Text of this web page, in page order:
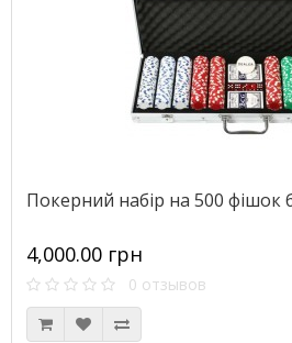
Покерний набір на 500 фішок
4,000.00 грн
0 отзывов